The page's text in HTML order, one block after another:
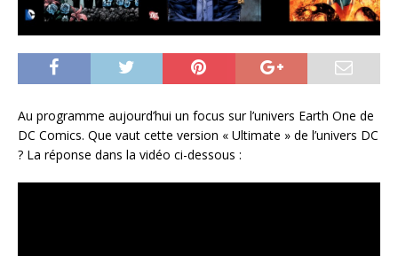
Au programme aujourd’hui un focus sur l’univers Earth One de
DC Comics. Que vaut cette version « Ultimate » de l’univers DC
? La réponse dans la vidéo ci-dessous :